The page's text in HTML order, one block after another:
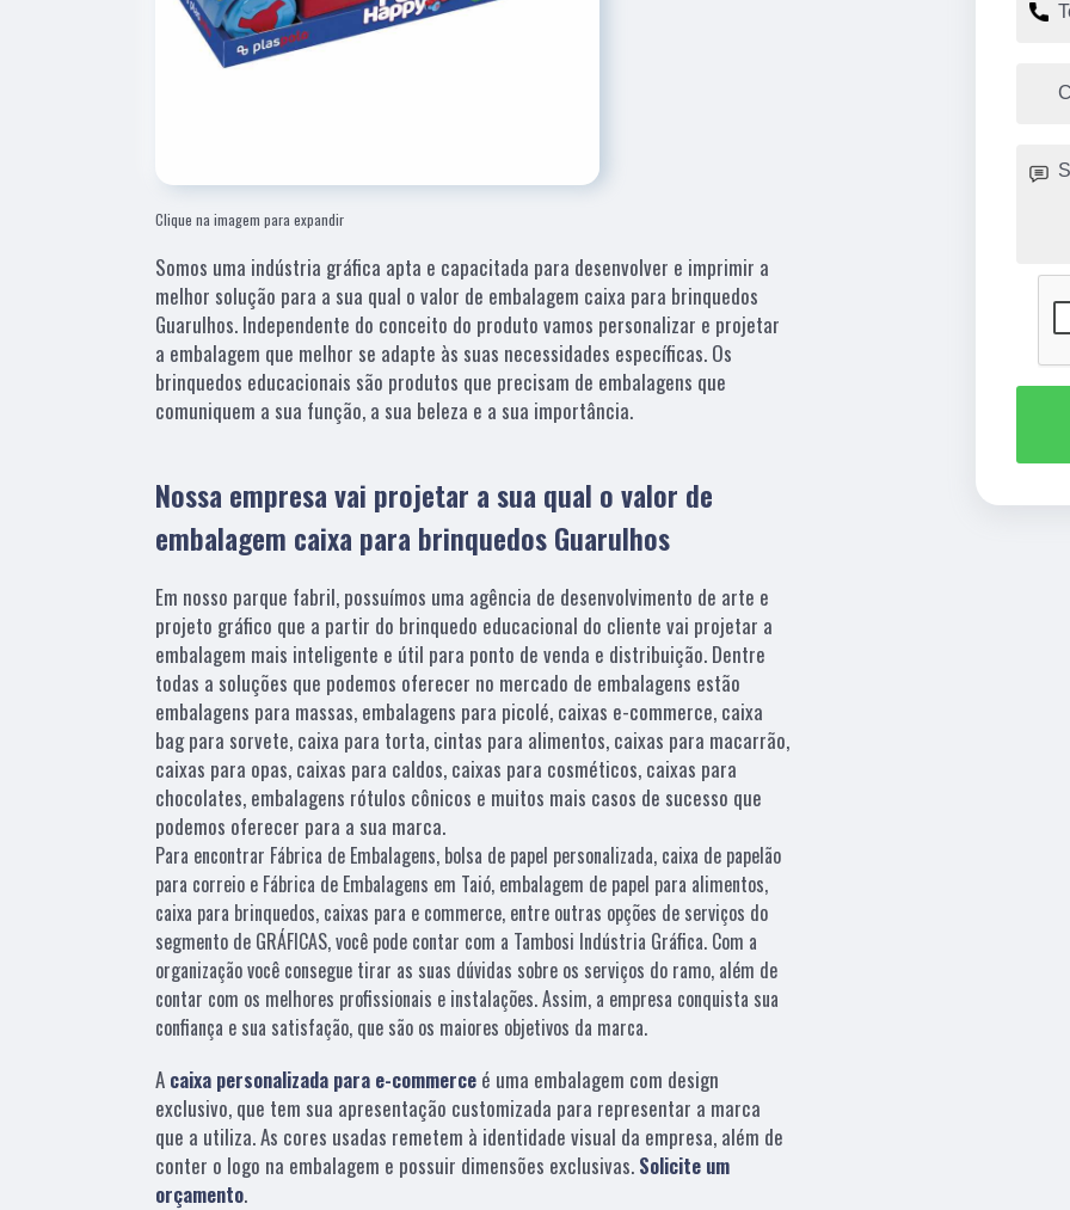
Clique na imagem para expandir
Somos uma indústria gráfica apta e capacitada para desenvolver e imprimir a
melhor solução para a sua qual o valor de embalagem caixa para brinquedos
Guarulhos. Independente do conceito do produto vamos personalizar e projetar
a embalagem que melhor se adapte às suas necessidades específicas. Os
brinquedos educacionais são produtos que precisam de embalagens que
comuniquem a sua função, a sua beleza e a sua importância.
Nossa empresa vai projetar a sua qual o valor de
embalagem caixa para brinquedos Guarulhos
Em nosso parque fabril, possuímos uma agência de desenvolvimento de arte e
projeto gráfico que a partir do brinquedo educacional do cliente vai projetar a
embalagem mais inteligente e útil para ponto de venda e distribuição. Dentre
todas a soluções que podemos oferecer no mercado de embalagens estão
embalagens para massas, embalagens para picolé, caixas e-commerce, caixa
bag para sorvete, caixa para torta, cintas para alimentos, caixas para macarrão,
caixas para opas, caixas para caldos, caixas para cosméticos, caixas para
chocolates, embalagens rótulos cônicos e muitos mais casos de sucesso que
podemos oferecer para a sua marca.
Para encontrar Fábrica de Embalagens, bolsa de papel personalizada, caixa de papelão
para correio e Fábrica de Embalagens em Taió, embalagem de papel para alimentos,
caixa para brinquedos, caixas para e commerce, entre outras opções de serviços do
segmento de GRÁFICAS, você pode contar com a Tambosi Indústria Gráfica. Com a
organização você consegue tirar as suas dúvidas sobre os serviços do ramo, além de
contar com os melhores profissionais e instalações. Assim, a empresa conquista sua
confiança e sua satisfação, que são os maiores objetivos da marca.
A caixa personalizada para e-commerce é uma embalagem com design
exclusivo, que tem sua apresentação customizada para representar a marca
que a utiliza. As cores usadas remetem à identidade visual da empresa, além de
conter o logo na embalagem e possuir dimensões exclusivas. Solicite um
orçamento.